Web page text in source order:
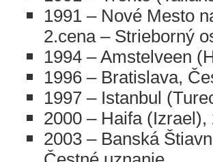
1991 – Nové Mesto
2.cena – Strieborný
1994 – Amstelveen
1996 – Bratislava,
1997 – Istanbul
2000 – Haifa (Izrael),
2003 – Banská